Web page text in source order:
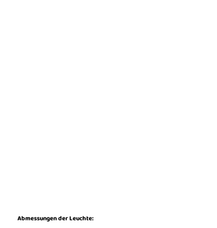
Abmessungen der Leuchte: